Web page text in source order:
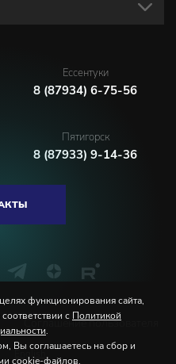
Ессентуки
8 (87934) 6-75-56
Пятигорск
8 (87933) 9-14-36
Соглашение пользователя
функционирования сайта,
с Политикой
.
Вы соглашаетесь на сбор и
cookie-файлов.